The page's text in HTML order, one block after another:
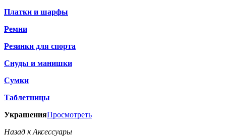
Платки и шарфы
Ремни
Резинки для спорта
Снуды и манишки
Сумки
Таблетницы
УкрашенияПросмотреть
Назад к Аксессуары